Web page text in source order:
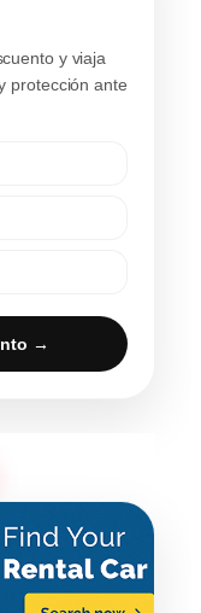
y viaja
protección ante
→